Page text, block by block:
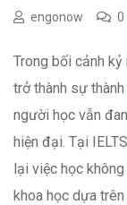
engonow 0
Trong bối cảnh
trở thành sự
người học vẫn
hiện đại. Tại
lại việc học
khoa học dựa